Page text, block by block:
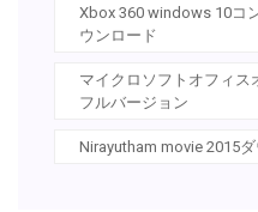
Xbox 360 windows 10コ
ウンロード
マイクロソフトオフィス
フルバージョン
Nirayutham movie 2015